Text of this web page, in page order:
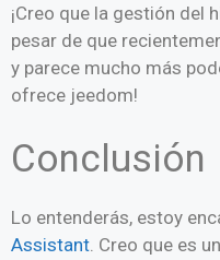
¡Creo que la gestión del
pesar de que
y parece mucho más
ofrece jeedom!
Conclusión
Lo entenderás, estoy
Assistant. Creo que es